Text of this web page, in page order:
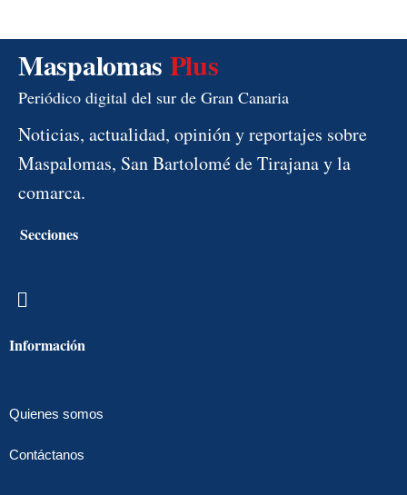
Maspalomas Plus
Periódico digital del sur de Gran Canaria
Noticias, actualidad, opinión y reportajes sobre
Maspalomas, San Bartolomé de Tirajana y la
comarca.
Secciones
Menú
Información
Quienes somos
Contáctanos